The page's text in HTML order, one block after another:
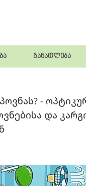
განათლება
-
და